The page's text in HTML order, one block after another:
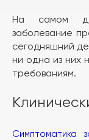
На самом
заболевание
сегодняшний
ни одна из них
требованиям.
Симптоматика